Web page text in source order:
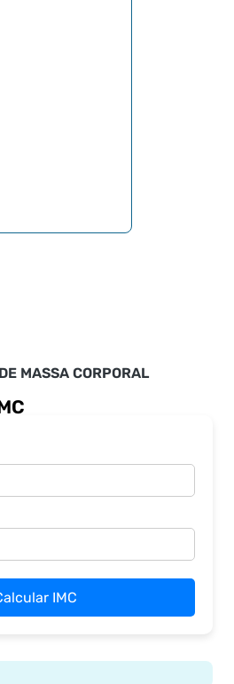
MASSA CORPORAL
IMC